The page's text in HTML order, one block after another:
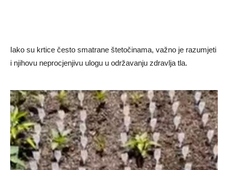
Iako su krtice često smatrane štetočinama, važno je razumjeti
i njihovu neprocjenjivu ulogu u održavanju zdravlja tla.